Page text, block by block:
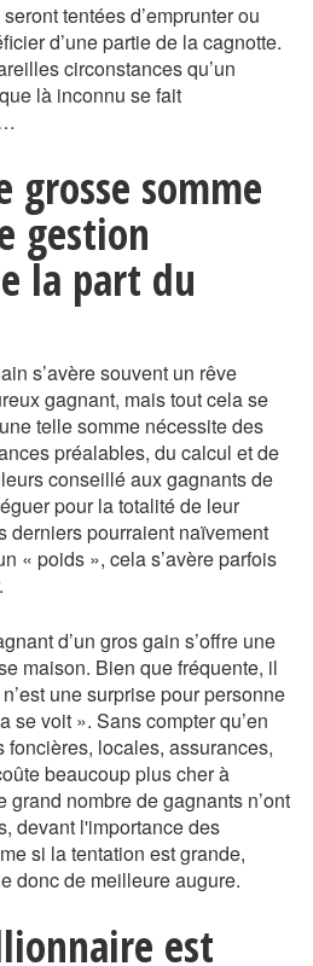
tentées d’emprunter ou
d’une partie de la cagnotte.
circonstances qu’un
là inconnu se fait
grosse somme
gestion
la part du
s’avère souvent un rêve
gagnant, mais tout cela se
telle somme nécessite des
préalables, du calcul et de
conseillé aux gagnants de
pour la totalité de leur
derniers pourraient naïvement
« poids », cela s’avère parfois
d’un gros gain s’offre une
maison. Bien que fréquente, il
une surprise pour personne
se voit ». Sans compter qu’en
foncières, locales, assurances,
beaucoup plus cher à
grand nombre de gagnants n’ont
devant l'importance des
si la tentation est grande,
donc de meilleure augure.
est